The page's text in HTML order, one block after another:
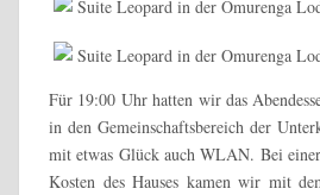
Für 19:00 Uhr hatten wir das
in den Gemeinschaftsbereich der
mit etwas Glück auch WLAN. Bei
Kosten des Hauses kamen wir mit